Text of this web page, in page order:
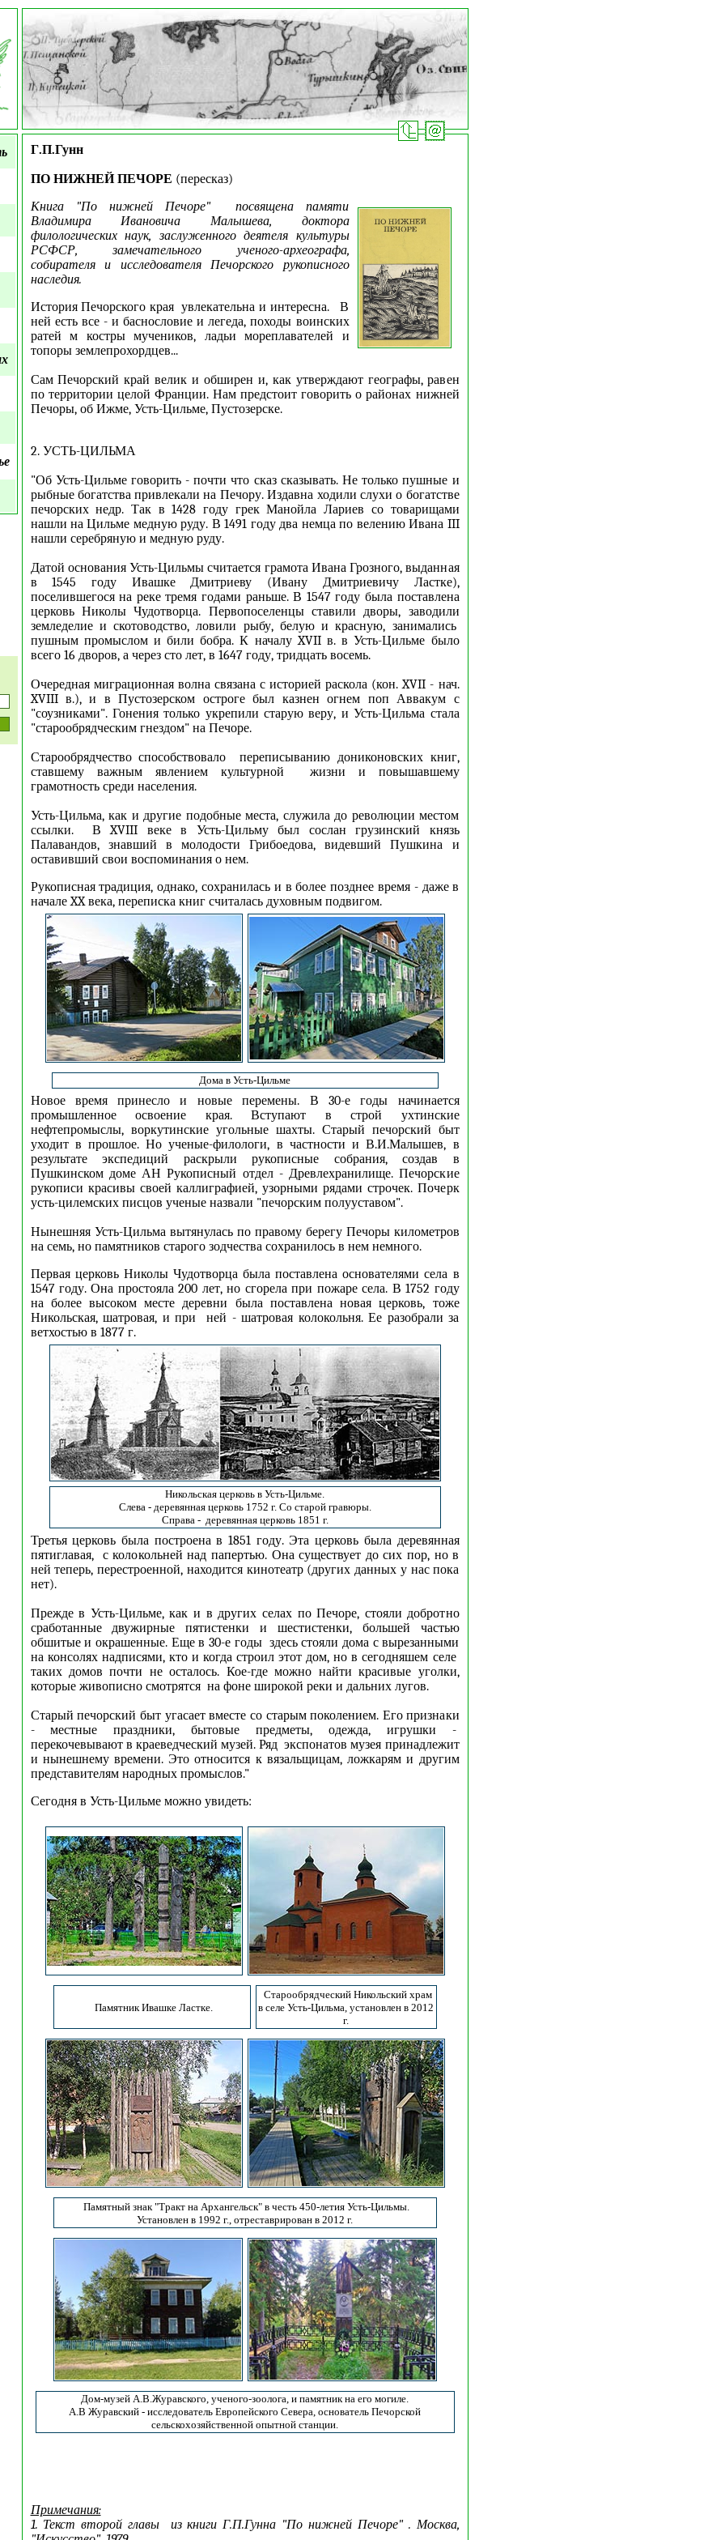
Г.П.Гунн
ПО НИЖНЕЙ ПЕЧОРЕ (пересказ)
Книга "По нижней Печоре" посвящена памяти
Владимира Ивановича Малышева, доктора
филологических наук, заслуженного деятеля культуры
РСФСР, замечательного ученого-археографа,
собирателя и исследователя Печорского рукописного
наследия.
История Печорского края увлекательна и интересна. В
ней есть все - и баснословие и легеда, походы воинских
ратей м костры мучеников, ладьи мореплавателей и
топоры землепрохордцев...
Сам Печорский край велик и обширен и, как утверждают географы, равен
по территории целой Франции. Нам предстоит говорить о районах нижней
Печоры, об Ижме, Усть-Цильме, Пустозерске.
2. УСТЬ-ЦИЛЬМА
"Об Усть-Цильме говорить - почти что сказ сказывать. Не только пушные и
рыбные богатства привлекали на Печору. Издавна ходили слухи о богатстве
печорских недр. Так в 1428 году грек Манойла Лариев со товарищами
нашли на Цильме медную руду. В 1491 году два немца по велению Ивана III
нашли серебряную и медную руду.
Датой основания Усть-Цильмы считается грамота Ивана Грозного, выданная
в 1545 году Ивашке Дмитриеву (Ивану Дмитриевичу Ластке),
поселившегося на реке тремя годами раньше. В 1547 году была поставлена
церковь Николы Чудотворца. Первопоселенцы ставили дворы, заводили
земледелие и скотоводство, ловили рыбу, белую и красную, занимались
пушным промыслом и били бобра. К началу XVII в. в Усть-Цильме было
всего 16 дворов, а через сто лет, в 1647 году, тридцать восемь.
Очередная миграционная волна связана с историей раскола (кон. XVII - нач.
XVIII в.), и в Пустозерском остроге был казнен огнем поп Аввакум с
"соузниками". Гонения только укрепили старую веру, и Усть-Цильма стала
"старообрядческим гнездом" на Печоре.
Старообрядчество способствовало переписыванию дониконовских книг,
ставшему важным явлением культурной жизни и повышавшему
грамотность среди населения.
Усть-Цильма, как и другие подобные места, служила до революции местом
ссылки. В XVIII веке в Усть-Цильму был сослан грузинский князь
Палавандов, знавший в молодости Грибоедова, видевший Пушкина и
оставивший свои воспоминания о нем.
Рукописная традиция, однако, сохранилась и в более позднее время - даже в
начале XX века, переписка книг считалась духовным подвигом.
Дома в Усть-Цильме
Новое время принесло и новые перемены. В 30-е годы начинается
промышленное освоение края. Вступают в строй ухтинские
нефтепромыслы, воркутинские угольные шахты. Старый печорский быт
уходит в прошлое. Но ученые-филологи, в частности и В.И.Малышев, в
результате экспедиций раскрыли рукописные собрания, создав в
Пушкинском доме АН Рукописный отдел - Древлехранилище. Печорские
рукописи красивы своей каллиграфией, узорными рядами строчек. Почерк
усть-цилемских писцов ученые назвали "печорским полууставом".
Нынешняя Усть-Цильма вытянулась по правому берегу Печоры километров
на семь, но памятников старого зодчества сохранилось в нем немного.
Первая церковь Николы Чудотворца была поставлена основателями села в
1547 году. Она простояла 200 лет, но сгорела при пожаре села. В 1752 году
на более высоком месте деревни была поставлена новая церковь, тоже
Никольская, шатровая, и при ней - шатровая колокольня. Ее разобрали за
ветхостью в 1877 г.
Никольская церковь в Усть-Цильме.
Слева - деревянная церковь 1752 г. Со старой гравюры.
Справа - деревянная церковь 1851 г.
Третья церковь была построена в 1851 году. Эта церковь была деревянная
пятиглавая, с колокольней над папертью. Она существует до сих пор, но в
ней теперь, перестроенной, находится кинотеатр (других данных у нас пока
нет).
Прежде в Усть-Цильме, как и в других селах по Печоре, стояли добротно
сработанные двужирные пятистенки и шестистенки, большей частью
обшитые и окрашенные. Еще в 30-е годы здесь стояли дома с вырезанными
на консолях надписями, кто и когда строил этот дом, но в сегодняшем селе
таких домов почти не осталось. Кое-где можно найти красивые уголки,
которые живописно смотрятся на фоне широкой реки и дальних лугов.
Старый печорский быт угасает вместе со старым поколением. Его признаки
- местные праздники, бытовые предметы, одежда, игрушки -
перекочевывают в краеведческий музей. Ряд экспонатов музея принадлежит
и нынешнему времени. Это относится к вязальщицам, ложкарям и другим
представителям народных промыслов."
Сегодня в Усть-Цильме можно увидеть:
Памятник Ивашке Ластке.
Старообрядческий Никольский храм
в селе Усть-Цильма, установлен в 2012
г.
Памятный знак "Тракт на Архангельск" в честь 450-летия Усть-Цильмы.
Установлен в 1992 г., отреставрирован в 2012 г.
Дом-музей А.В.Журавского, ученого-зоолога, и памятник на его могиле.
А.В Журавский - исследователь Европейского Севера, основатель Печорской
сельскохозяйственной опытной станции.
Примечания:
1. Текст второй главы из книги Г.П.Гунна "По нижней Печоре" . Москва,